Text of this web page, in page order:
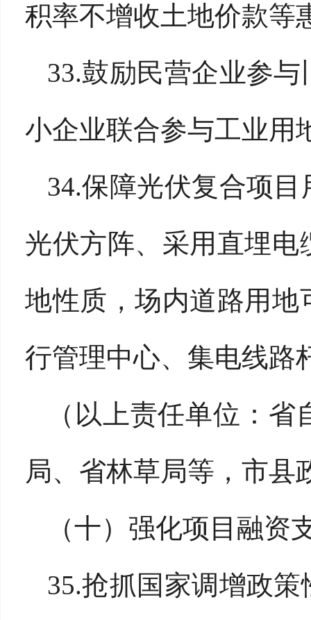
积率不增收土地价款等
33.鼓励民营企业参
小企业联合参与工业用
34.保障光伏复合项
光伏方阵、采用直埋
地性质，场内道路用
行管理中心、集电线路
（以上责任单位：
局、省林草局等，市县
（十）强化项目融资
35.抢抓国家调增政